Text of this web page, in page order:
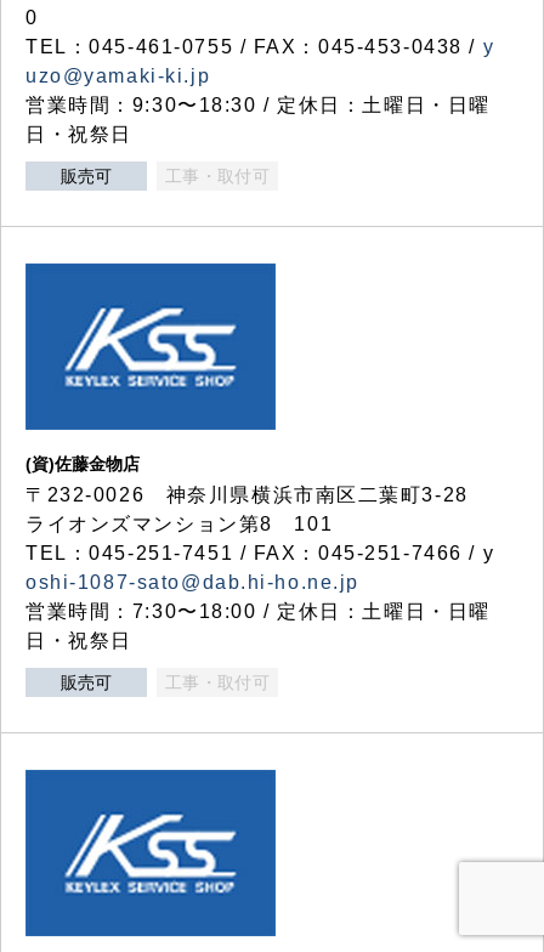
0
TEL：045-461-0755 / FAX：045-453-0438 / y
uzo@yamaki-ki.jp
営業時間：9:30〜18:30 / 定休日：土曜日・日曜
日・祝祭日
販売可 工事・取付可
(資)佐藤金物店
〒232-0026 神奈川県横浜市南区二葉町3-28
ライオンズマンション第8 101
TEL：045-251-7451 / FAX：045-251-7466 / y
oshi-1087-sato@dab.hi-ho.ne.jp
営業時間：7:30〜18:00 / 定休日：土曜日・日曜
日・祝祭日
販売可 工事・取付可